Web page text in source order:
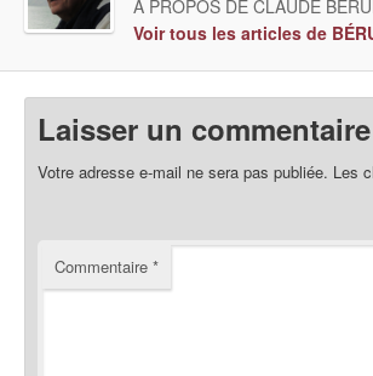
À PROPOS DE CLAUDE
Voir tous les articles de
Laisser un commentaire
Votre adresse e-mail ne sera pas publiée. Les
Commentaire *